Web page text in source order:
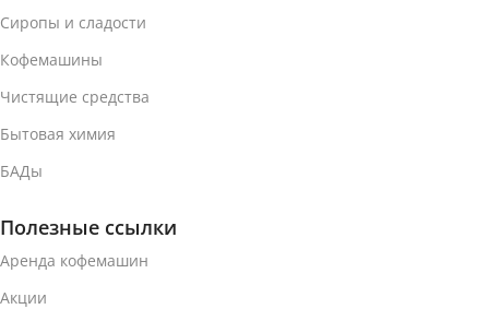
Сиропы и сладости
Кофемашины
Чистящие средства
Бытовая химия
БАДы
Полезные ссылки
Аренда кофемашин
Акции